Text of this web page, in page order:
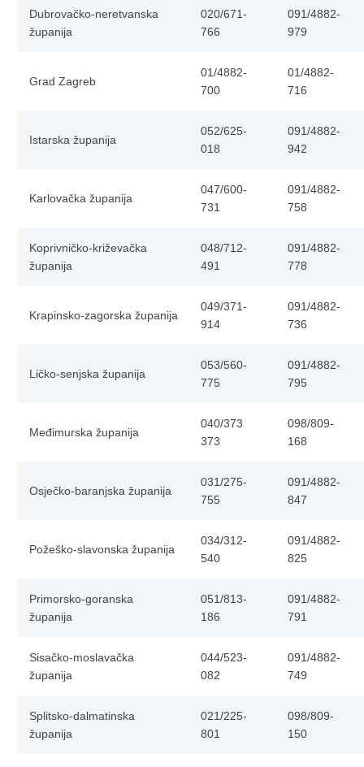
Dubrovačko-neretvanska
županija
020/671-
766
091/4882-
979
Grad Zagreb
01/4882-
700
01/4882-
716
Istarska županija
052/625-
018
091/4882-
942
Karlovačka županija
047/600-
731
091/4882-
758
Koprivničko-križevačka
županija
048/712-
491
091/4882-
778
Krapinsko-zagorska županija
049/371-
914
091/4882-
736
Ličko-senjska županija
053/560-
775
091/4882-
795
Međimurska županija
040/373
373
098/809-
168
Osječko-baranjska županija
031/275-
755
091/4882-
847
Požeško-slavonska županija
034/312-
540
091/4882-
825
Primorsko-goranska
županija
051/813-
186
091/4882-
791
Sisačko-moslavačka
županija
044/523-
082
091/4882-
749
Splitsko-dalmatinska
županija
021/225-
801
098/809-
150